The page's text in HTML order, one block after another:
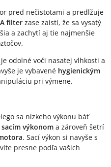
pred nečistotami a predlžuje
filter zase zaistí, že sa vysatý
a zachytí aj tie najmenšie
je odolné voči nasatej vlhkosti a
je vybavené hygienickým
pri výmene.
sa nízkeho výkonu báť
výkonom a zároveň šetrí
. Sací výkon si navyše s
presne podľa vašich